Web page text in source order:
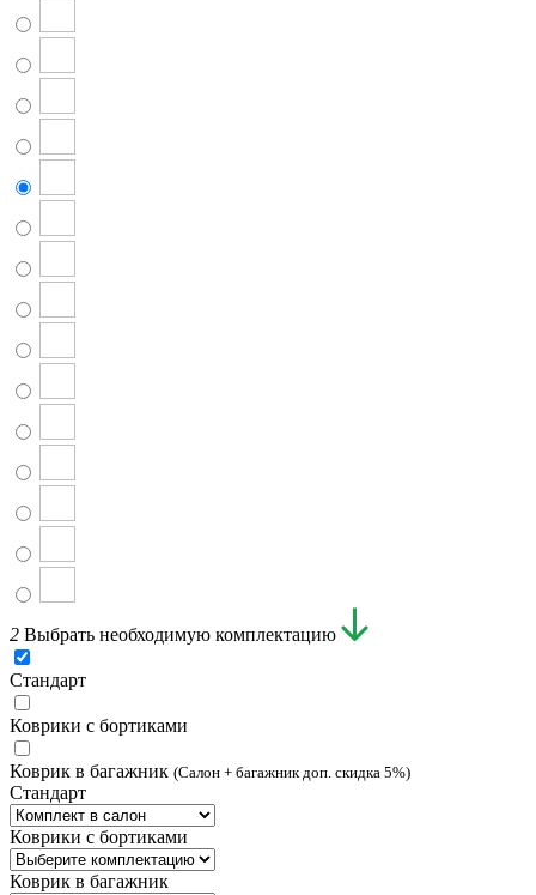
2 Выбрать необходимую комплектацию
Стандарт
Коврики с бортиками
Коврик в багажник (Салон + багажник доп. скидка 5%)
Стандарт
Коврики с бортиками
Коврик в багажник